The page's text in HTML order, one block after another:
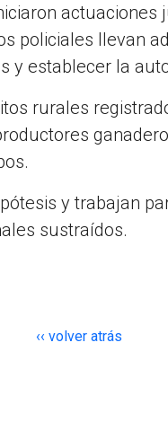
policiales llevan
y establecer la
rurales
y trabajan
sustraídos.
‹‹ volver atrás